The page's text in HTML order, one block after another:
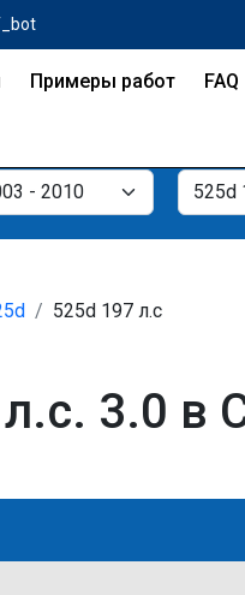
Примеры работ FAQ
525d 197 л.с
3.0 в